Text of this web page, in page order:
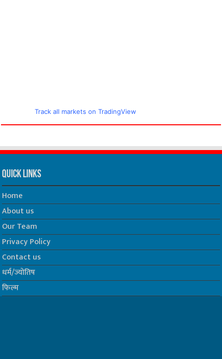
Track all markets on TradingView
Quick Links
Home
About us
Our Team
Privacy Policy
Contact us
धर्म/ज्योतिष
फिल्म